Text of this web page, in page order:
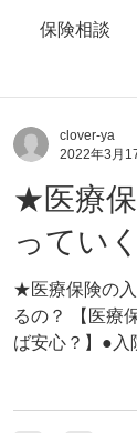
保険相談
★医療
ってい
★医療保険の入
るの？ 【医療
ば安心？】●入
clover-ya
2022年3月